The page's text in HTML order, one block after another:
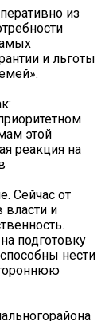
из
и льготы
этой
реакция на
Сейчас от
власти и
подготовку
нести